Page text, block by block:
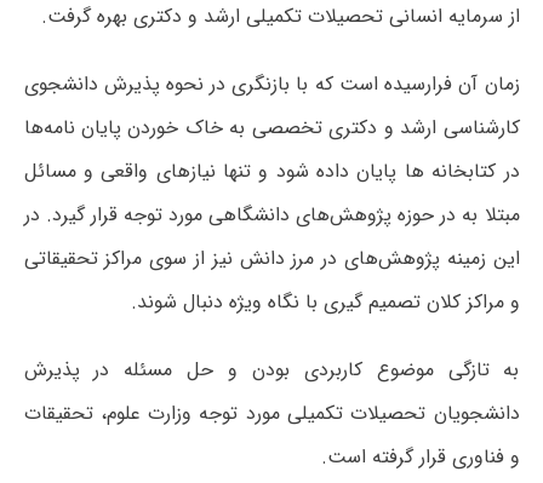
از سرمایه انسانی تحصیلات تکمیلی ارشد و دکتری بهره گرفت.
زمان آن فرارسیده است که با بازنگری در نحوه پذیرش دانشجوی
کارشناسی ارشد و دکتری تخصصی به خاک خوردن پایان نامه‌ها
در کتابخانه ها پایان داده شود و تنها نیازهای واقعی و مسائل
مبتلا به در حوزه پژوهش‌های دانشگاهی مورد توجه قرار گیرد. در
این زمینه پژوهش‌های در مرز دانش نیز از سوی مراکز تحقیقاتی
و مراکز کلان تصمیم گیری با نگاه ویژه دنبال شوند.
به تازگی موضوع کاربردی بودن و حل مسئله در پذیرش
دانشجویان تحصیلات تکمیلی مورد توجه وزارت علوم، تحقیقات
و فناوری قرار گرفته است.